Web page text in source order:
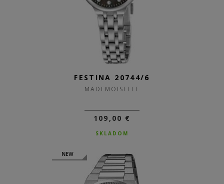
FESTINA 20744/6
MADEMOISELLE
109,00 €
SKLADOM
NEW